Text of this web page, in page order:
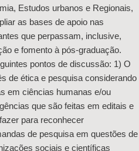
Estudos urbanos e Regionais,
as bases de apoio nas
que perpassam, inclusive,
e fomento à pós-graduação.
pontos de discussão: 1) O
de ética e pesquisa considerando
em ciências humanas e/ou
que são feitas em editais e
para reconhecer
de pesquisa em questões de
sociais e científicas